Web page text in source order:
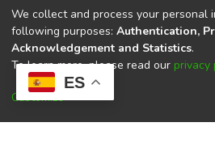
ES
Universidad Politécnica
Universidad Politécnica Estatal del
CACES Resolución N°. 160-
We collect and process your personal
following purposes: Authentication,
Acknowledgement and Statistics.
To learn more, please read our privacy
Customize